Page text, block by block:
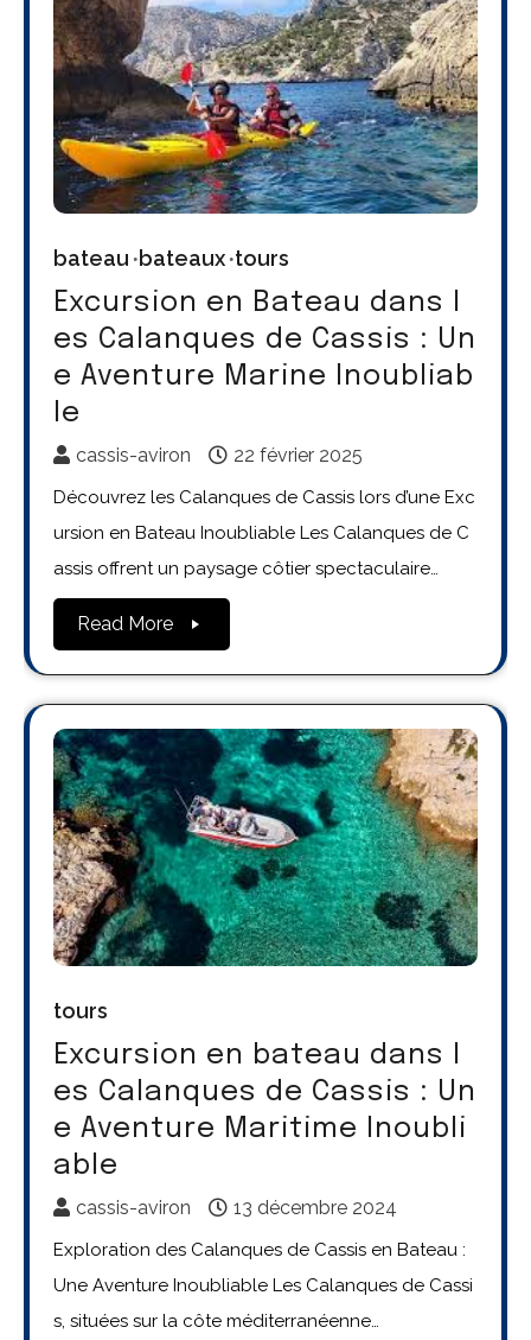
bateau bateaux tours
Excursion en Bateau dans l
es Calanques de Cassis : Un
e Aventure Marine Inoubliab
le
cassis-aviron 22 février 2025
Découvrez les Calanques de Cassis lors d’une Exc
ursion en Bateau Inoubliable Les Calanques de C
assis offrent un paysage côtier spectaculaire…
Read More
tours
Excursion en bateau dans l
es Calanques de Cassis : Un
e Aventure Maritime Inoubli
able
cassis-aviron 13 décembre 2024
Exploration des Calanques de Cassis en Bateau :
Une Aventure Inoubliable Les Calanques de Cassi
s, situées sur la côte méditerranéenne…